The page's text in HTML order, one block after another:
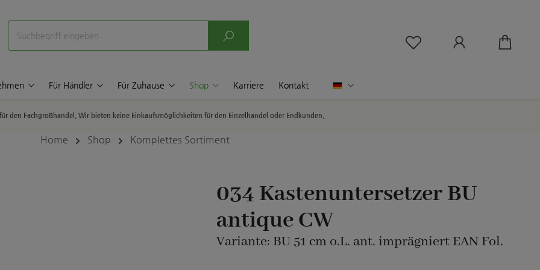
Du hast 0 Produkte
Für Händler Für Zuhause Shop Karriere Kontakt Deutsch
den Fachgroßhandel. Wir bieten keine Einkaufsmöglichkeiten für den Einzelhandel oder Endkunden.
Home Shop Komplettes Sortiment
034 Kastenuntersetzer BU
antique CW
Variante: BU 51 cm o.L. ant. imprägniert EAN Fol.